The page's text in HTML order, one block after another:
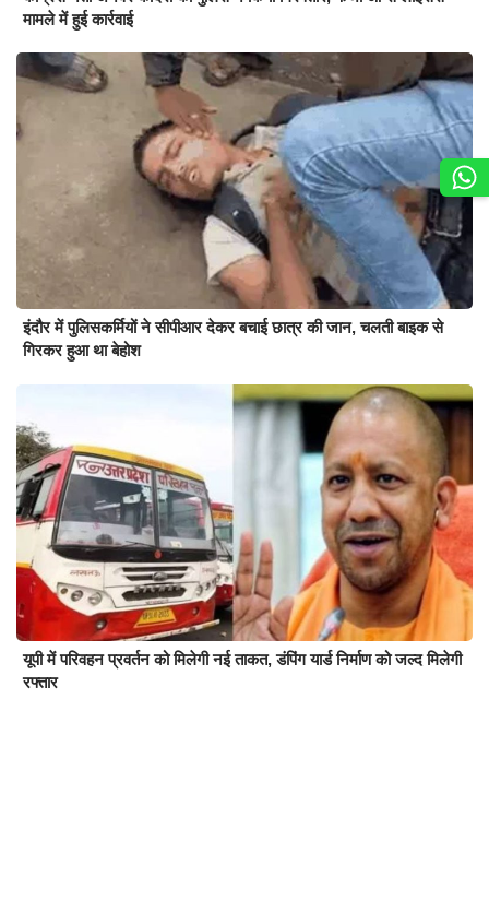
मामले में हुई कार्रवाई
इंदौर में पुलिसकर्मियों ने सीपीआर देकर बचाई छात्र की जान, चलती बाइक से
गिरकर हुआ था बेहोश
यूपी में परिवहन प्रवर्तन को मिलेगी नई ताकत, डंपिंग यार्ड निर्माण को जल्द मिलेगी
रफ्तार